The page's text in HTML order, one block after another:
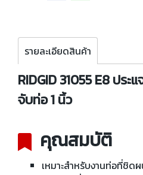
รายละเอียดสินค้า
RIDGID 31055 E8 ปร
จับท่อ 1 นิ้ว
คุณสมบัติ
เหมาะสำหรับงานท่อที่ชิด